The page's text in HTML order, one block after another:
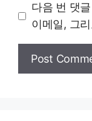
다음 번 댓
이메일, 그